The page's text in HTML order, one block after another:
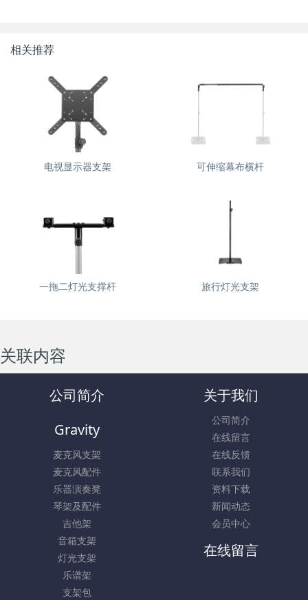
相关推荐
电视显示器支架 可伸缩幕布横杆
一拖二灯光支撑杆 旅行灯光支架
关联内容
公司简介 关于我们
公司简介
在线留言
在线反馈
联系我们
资料下载
新闻动态
会员中心
Gravity
麦克风支架
麦克风配件
乐器演奏凳
琴架及配件
吉他架
音箱支架
灯光支架
乐谱架
支架包
在线留言